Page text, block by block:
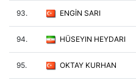
93. ENGİN SARI
94. HÜSEYIN HEYDARI
95. OKTAY KURHAN